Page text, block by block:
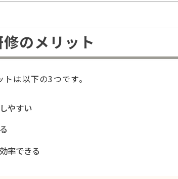
のメリット
は以下の3つです。
やすい
率できる